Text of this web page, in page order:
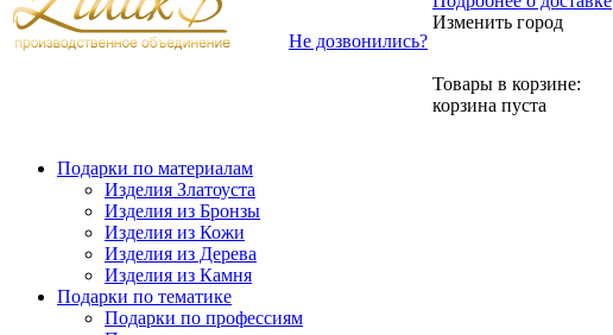
Не дозвонились?
Изменить город
Товары в корзине:
корзина пуста
Подарки по материалам
Изделия Златоуста
Изделия из Бронзы
Изделия из Кожи
Изделия из Дерева
Изделия из Камня
Подарки по тематике
Подарки по профессиям